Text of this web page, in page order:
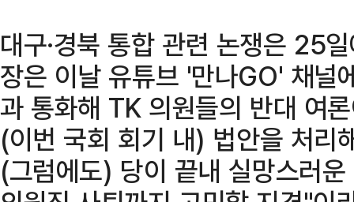
대구·경북 통합 관련 논쟁은 25
장은 이날 유튜브 '만나GO' 채널
과 통화해 TK 의원들의 반대 여
(이번 국회 회기 내) 법안을 처리
(그럼에도) 당이 끝내 실망스러